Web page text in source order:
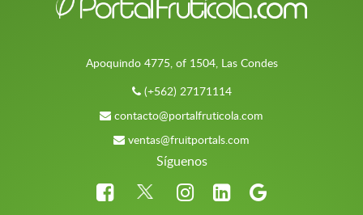
Apoquindo 4775, of 1504, Las Condes
(+562) 27171114
contacto@portalfruticola.com
ventas@fruitportals.com
Síguenos